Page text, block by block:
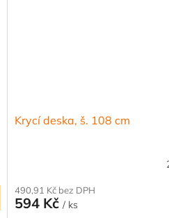
Krycí deska, š. 108 cm
490,91 Kč bez DPH
594 Kč/ ks